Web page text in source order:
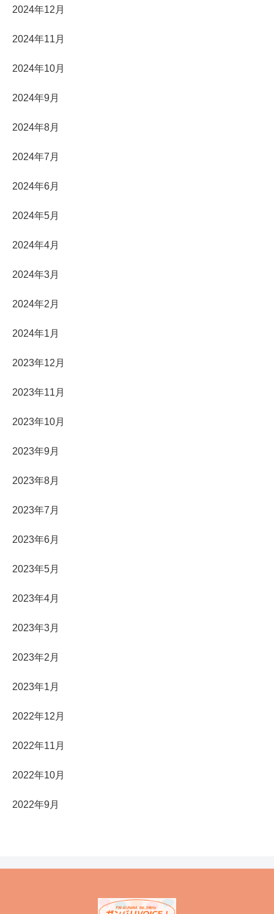
2024年12月
2024年11月
2024年10月
2024年9月
2024年8月
2024年7月
2024年6月
2024年5月
2024年4月
2024年3月
2024年2月
2024年1月
2023年12月
2023年11月
2023年10月
2023年9月
2023年8月
2023年7月
2023年6月
2023年5月
2023年4月
2023年3月
2023年2月
2023年1月
2022年12月
2022年11月
2022年10月
2022年9月